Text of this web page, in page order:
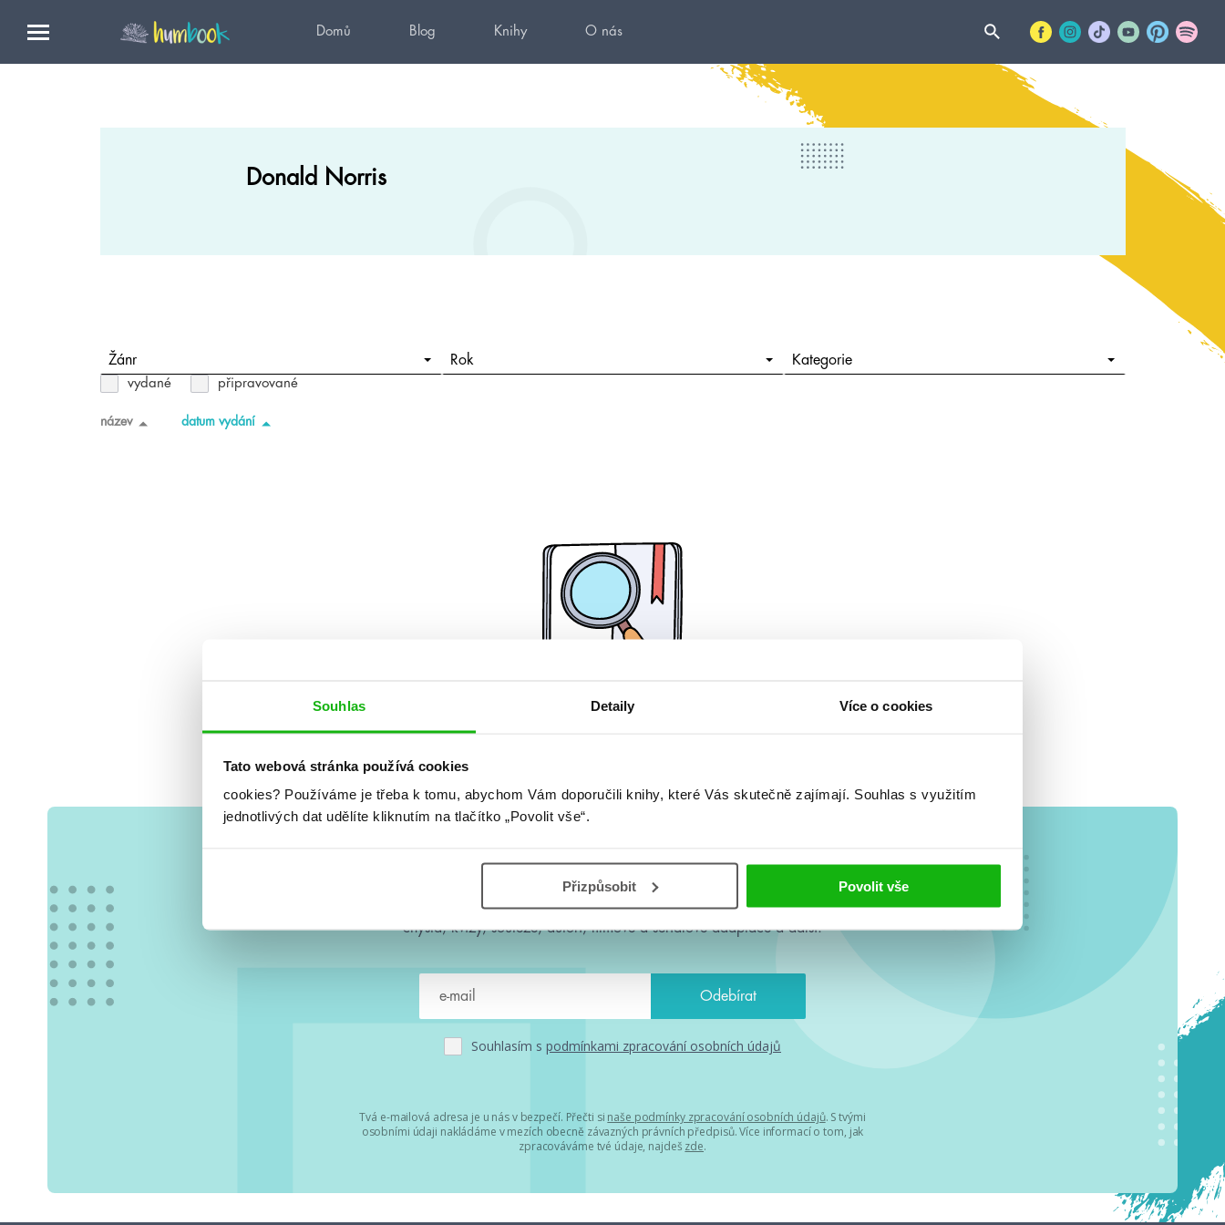
Souhlas Detaily Více o cookies
Tato webová stránka používá cookies
cookies? Používáme je třeba k tomu, abychom Vám doporučili knihy, které Vás skutečně zajímají. Souhlas s využitím
jednotlivých dat udělíte kliknutím na tlačítko „Povolit vše“.
Přizpůsobit Povolit vše
Domů Blog Knihy O nás
Donald Norris
Žánr Rok Kategorie
vydané připravované
název datum vydání
#HumbookNews
Vše kolem #youngadult každý měsíc rovnou do mailu! Nové knihy, co se
chystá, kvízy, soutěže, autoři, filmové a seriálové adaptace a další.
Souhlasím s podmínkami zpracování osobních údajů
Tvá e-mailová adresa je u nás v bezpečí. Přečti si naše podmínky zpracování osobních údajů. S tvými
osobními údaji nakládáme v mezích obecně závazných právních předpisů. Více informací o tom, jak
zpracováváme tvé údaje, najdeš zde.